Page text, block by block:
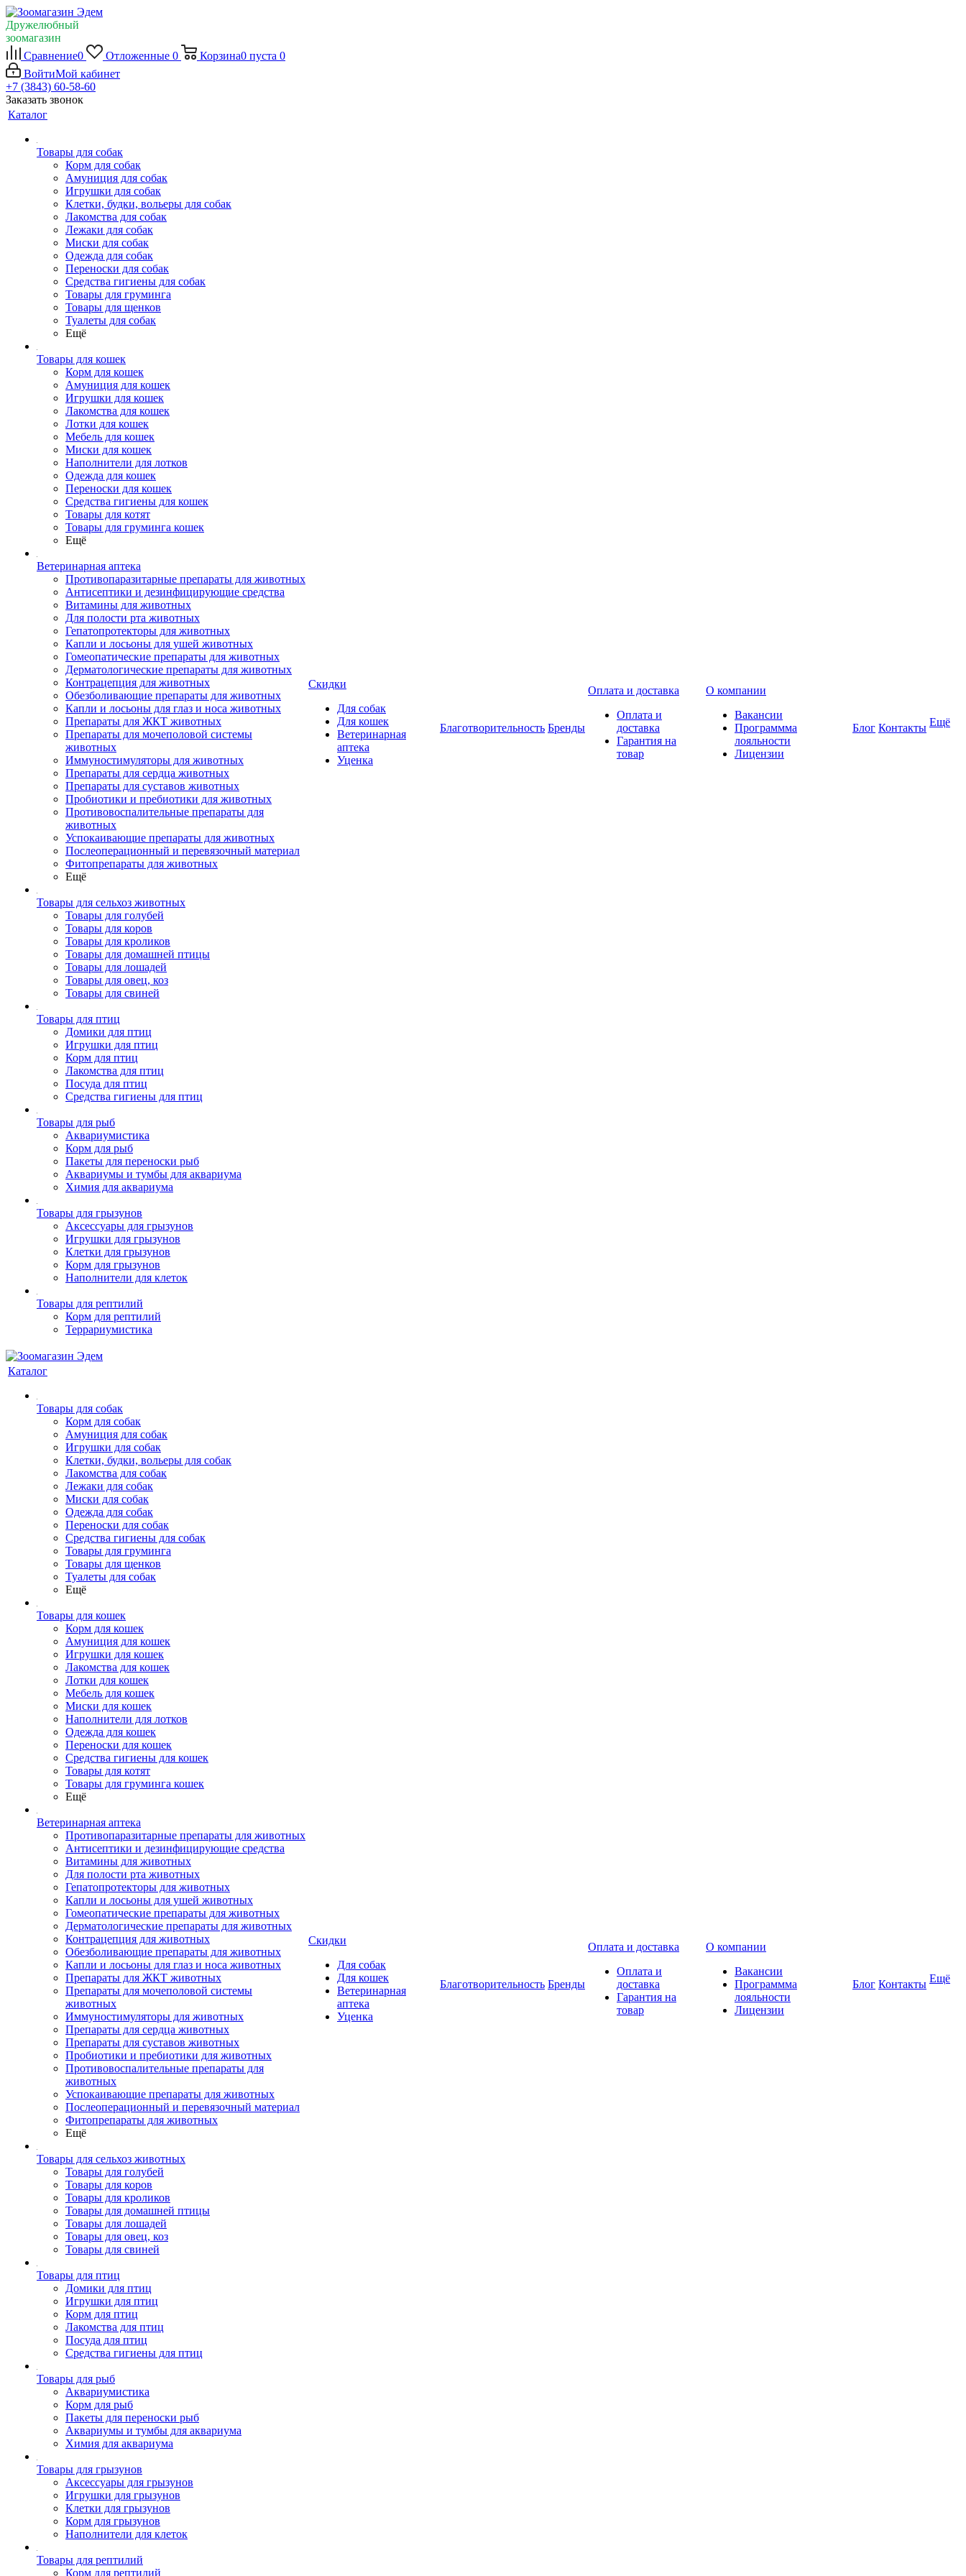
Дружелюбный
зоомагазин
Сравнение0 Отложенные 0 Корзина0 пуста 0
ВойтиМой кабинет
+7 (3843) 60-58-60
Заказать звонок
Каталог
Товары для собак
Корм для собак
Амуниция для собак
Игрушки для собак
Клетки, будки, вольеры для собак
Лакомства для собак
Лежаки для собак
Миски для собак
Одежда для собак
Переноски для собак
Средства гигиены для собак
Товары для груминга
Товары для щенков
Туалеты для собак
Ещё
Товары для кошек
Корм для кошек
Амуниция для кошек
Игрушки для кошек
Лакомства для кошек
Лотки для кошек
Мебель для кошек
Миски для кошек
Наполнители для лотков
Одежда для кошек
Переноски для кошек
Средства гигиены для кошек
Товары для котят
Товары для груминга кошек
Ещё
Ветеринарная аптека
Противопаразитарные препараты для животных
Антисептики и дезинфицирующие средства
Витамины для животных
Для полости рта животных
Гепатопротекторы для животных
Капли и лосьоны для ушей животных
Гомеопатические препараты для животных
Дерматологические препараты для животных
Контрацепция для животных
Обезболивающие препараты для животных
Капли и лосьоны для глаз и носа животных
Препараты для ЖКТ животных
Препараты для мочеполовой системы
животных
Иммуностимуляторы для животных
Препараты для сердца животных
Препараты для суставов животных
Пробиотики и пребиотики для животных
Противовоспалительные препараты для
животных
Успокаивающие препараты для животных
Послеоперационный и перевязочный материал
Фитопрепараты для животных
Ещё
Товары для сельхоз животных
Товары для голубей
Товары для коров
Товары для кроликов
Товары для домашней птицы
Товары для лошадей
Товары для овец, коз
Товары для свиней
Товары для птиц
Домики для птиц
Игрушки для птиц
Корм для птиц
Лакомства для птиц
Посуда для птиц
Средства гигиены для птиц
Товары для рыб
Аквариумистика
Корм для рыб
Пакеты для переноски рыб
Аквариумы и тумбы для аквариума
Химия для аквариума
Товары для грызунов
Аксессуары для грызунов
Игрушки для грызунов
Клетки для грызунов
Корм для грызунов
Наполнители для клеток
Товары для рептилий
Корм для рептилий
Террариумистика
Скидки
Для собак
Для кошек
Ветеринарная
аптека
Уценка
Благотворительность Бренды
Оплата и доставка
Оплата и
доставка
Гарантия на
товар
О компании
Вакансии
Программма
лояльности
Лицензии
Блог Контакты Ещё
Каталог
Товары для собак
Корм для собак
Амуниция для собак
Игрушки для собак
Клетки, будки, вольеры для собак
Лакомства для собак
Лежаки для собак
Миски для собак
Одежда для собак
Переноски для собак
Средства гигиены для собак
Товары для груминга
Товары для щенков
Туалеты для собак
Ещё
Товары для кошек
Корм для кошек
Амуниция для кошек
Игрушки для кошек
Лакомства для кошек
Лотки для кошек
Мебель для кошек
Миски для кошек
Наполнители для лотков
Одежда для кошек
Переноски для кошек
Средства гигиены для кошек
Товары для котят
Товары для груминга кошек
Ещё
Ветеринарная аптека
Противопаразитарные препараты для животных
Антисептики и дезинфицирующие средства
Витамины для животных
Для полости рта животных
Гепатопротекторы для животных
Капли и лосьоны для ушей животных
Гомеопатические препараты для животных
Дерматологические препараты для животных
Контрацепция для животных
Обезболивающие препараты для животных
Капли и лосьоны для глаз и носа животных
Препараты для ЖКТ животных
Препараты для мочеполовой системы
животных
Иммуностимуляторы для животных
Препараты для сердца животных
Препараты для суставов животных
Пробиотики и пребиотики для животных
Противовоспалительные препараты для
животных
Успокаивающие препараты для животных
Послеоперационный и перевязочный материал
Фитопрепараты для животных
Ещё
Товары для сельхоз животных
Товары для голубей
Товары для коров
Товары для кроликов
Товары для домашней птицы
Товары для лошадей
Товары для овец, коз
Товары для свиней
Товары для птиц
Домики для птиц
Игрушки для птиц
Корм для птиц
Лакомства для птиц
Посуда для птиц
Средства гигиены для птиц
Товары для рыб
Аквариумистика
Корм для рыб
Пакеты для переноски рыб
Аквариумы и тумбы для аквариума
Химия для аквариума
Товары для грызунов
Аксессуары для грызунов
Игрушки для грызунов
Клетки для грызунов
Корм для грызунов
Наполнители для клеток
Товары для рептилий
Корм для рептилий
Скидки
Для собак
Для кошек
Ветеринарная
аптека
Уценка
Благотворительность Бренды
Оплата и доставка
Оплата и
доставка
Гарантия на
товар
О компании
Вакансии
Программма
лояльности
Лицензии
Блог Контакты Ещё